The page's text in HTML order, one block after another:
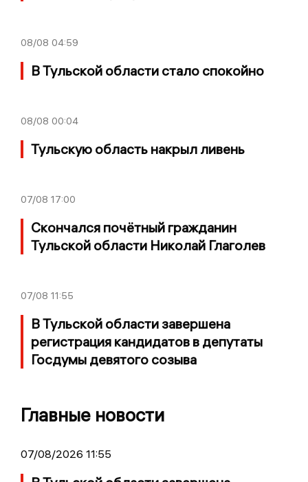
08/08 04:59
В Тульской области стало спокойно
08/08 00:04
Тульскую область накрыл ливень
07/08 17:00
Скончался почётный гражданин
Тульской области Николай Глаголев
07/08 11:55
В Тульской области завершена
регистрация кандидатов в депутаты
Госдумы девятого созыва
Главные новости
07/08/2026 11:55